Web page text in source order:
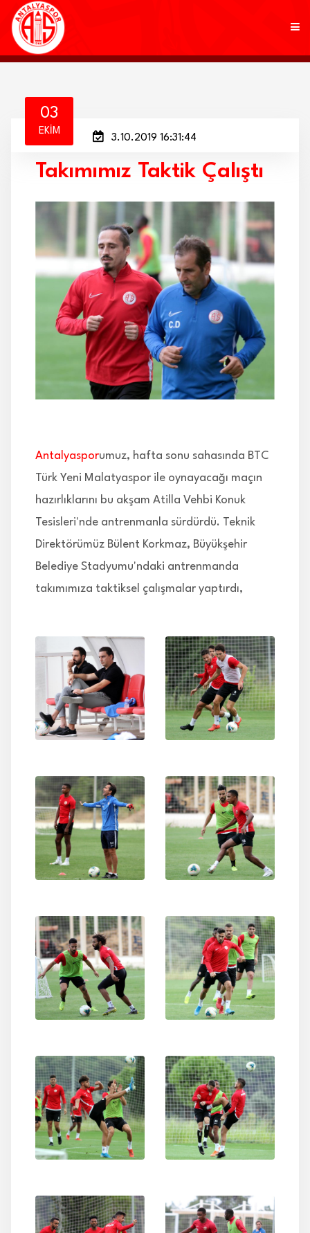
KULÜP
AKADEMİ
MARKALAR
BRANŞLAR
HABERLER
03
EKIM
3.10.2019 16:31:44
Takımımız Taktik Çalıştı
Antalyasporumuz, hafta sonu sahasında BTC
Türk Yeni Malatyaspor ile oynayacağı maçın
hazırlıklarını bu akşam Atilla Vehbi Konuk
Tesisleri'nde antrenmanla sürdürdü. Teknik
Direktörümüz Bülent Korkmaz, Büyükşehir
Belediye Stadyumu'ndaki antrenmanda
takımımıza taktiksel çalışmalar yaptırdı,